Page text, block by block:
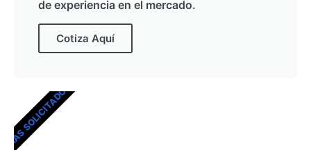
de experiencia en el mercado.
Cotiza Aquí
MÁS SOLICITADOS